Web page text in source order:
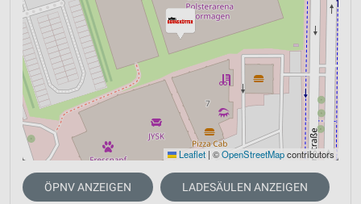
Leaflet | ©OpenStreetMapcontributors
ÖPNV ANZEIGEN LADESÄULEN ANZEIGEN